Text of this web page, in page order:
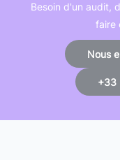
Besoin d'un audit,
faire
Nous
+33